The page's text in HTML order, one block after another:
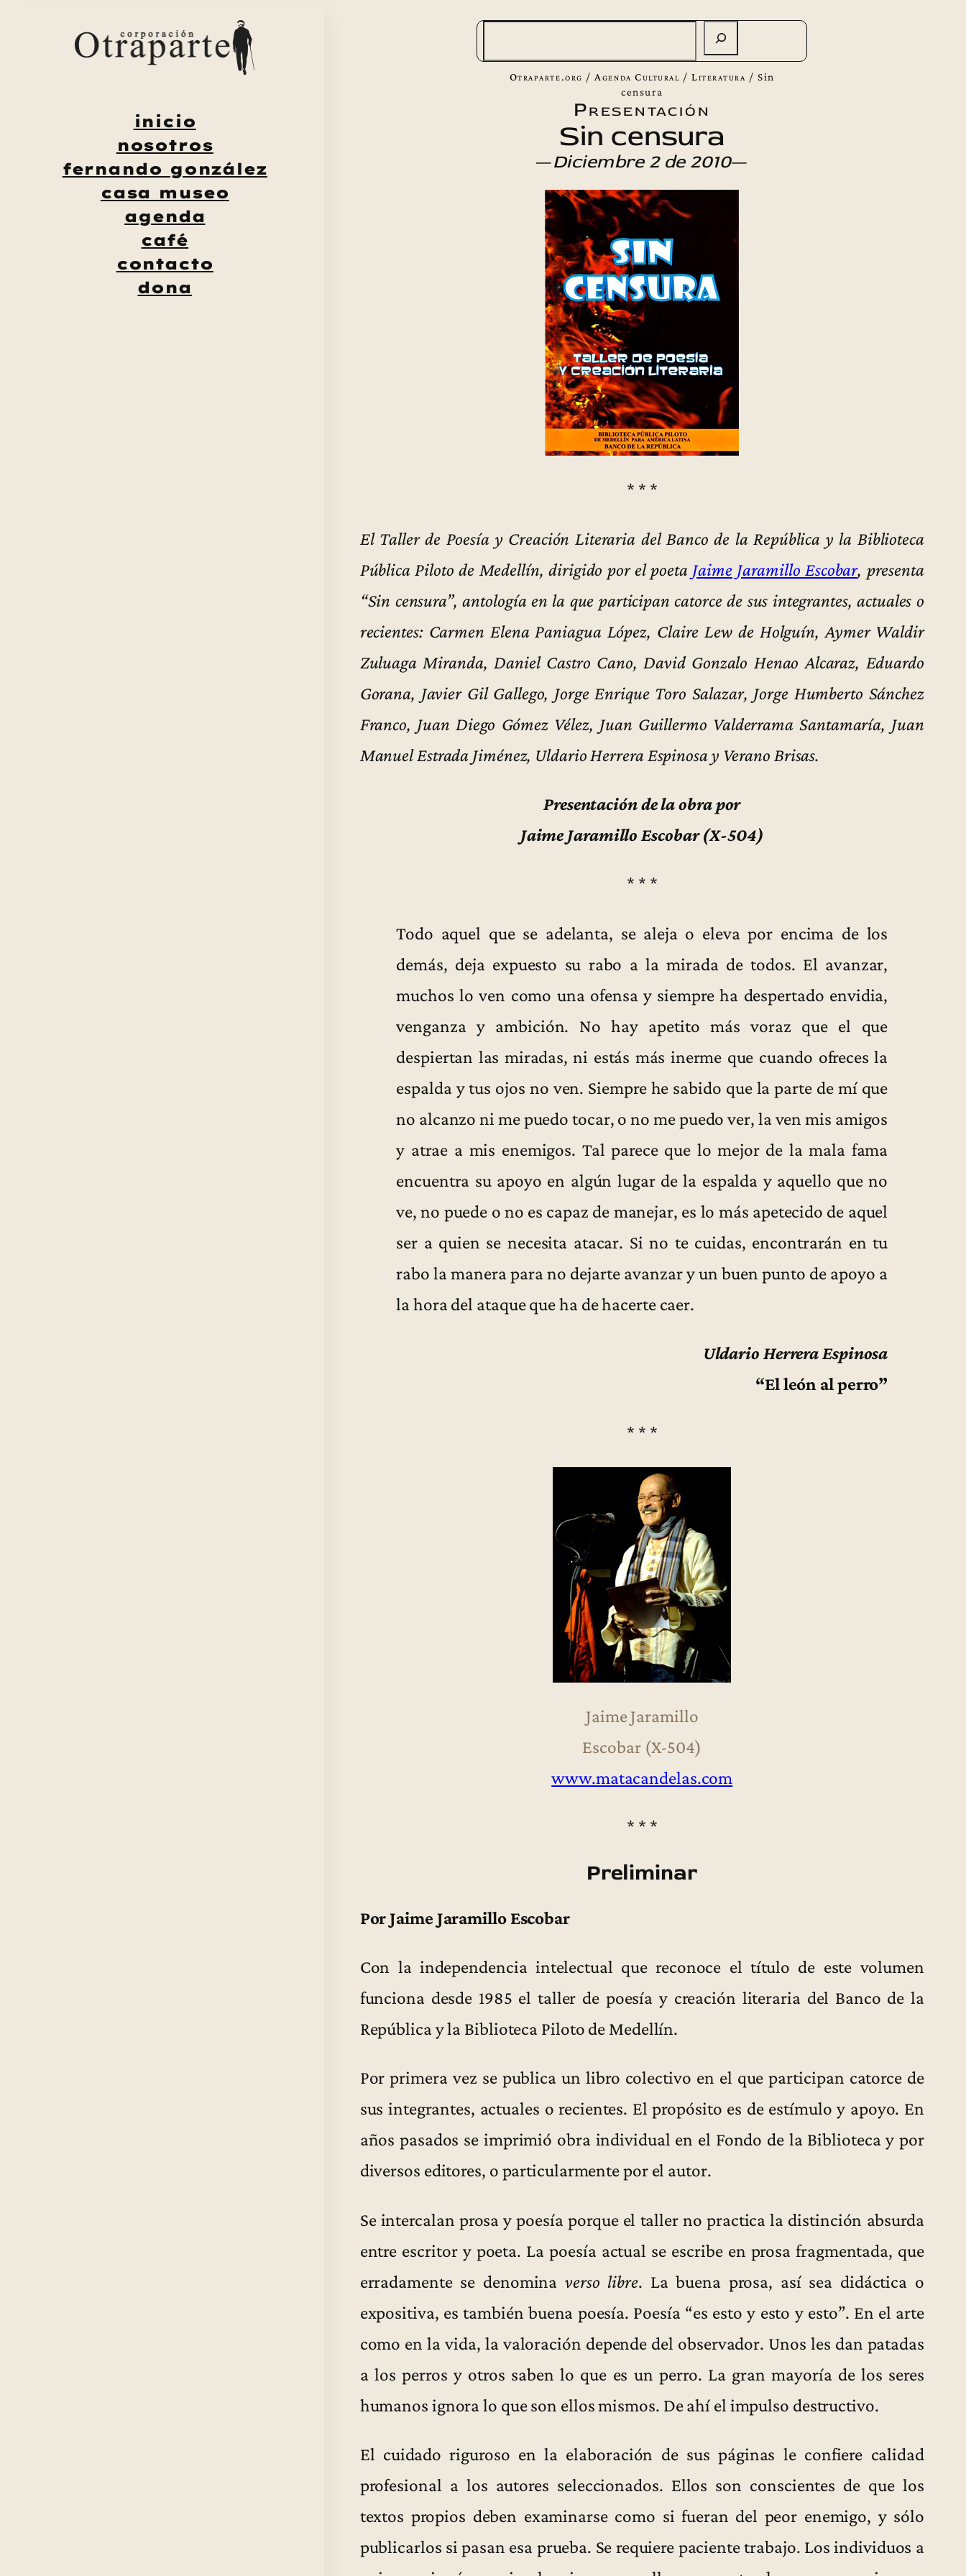
inicio
nosotros
fernando gonzález
casa museo
agenda
café
contacto
dona
Otraparte.org / Agenda Cultural /Literatura /Sin
censura
Presentación
Sin censura
—Diciembre 2 de 2010—
* * *
El Taller de Poesía y Creación Literaria del Banco de la República y la Biblioteca
Pública Piloto de Medellín, dirigido por el poeta Jaime Jaramillo Escobar, presenta
“Sin censura”, antología en la que participan catorce de sus integrantes, actuales o
recientes: Carmen Elena Paniagua López, Claire Lew de Holguín, Aymer Waldir
Zuluaga Miranda, Daniel Castro Cano, David Gonzalo Henao Alcaraz, Eduardo
Gorana, Javier Gil Gallego, Jorge Enrique Toro Salazar, Jorge Humberto Sánchez
Franco, Juan Diego Gómez Vélez, Juan Guillermo Valderrama Santamaría, Juan
Manuel Estrada Jiménez, Uldario Herrera Espinosa y Verano Brisas.
Presentación de la obra por
Jaime Jaramillo Escobar (X-504)
* * *
Todo aquel que se adelanta, se aleja o eleva por encima de los
demás, deja expuesto su rabo a la mirada de todos. El avanzar,
muchos lo ven como una ofensa y siempre ha despertado envidia,
venganza y ambición. No hay apetito más voraz que el que
despiertan las miradas, ni estás más inerme que cuando ofreces la
espalda y tus ojos no ven. Siempre he sabido que la parte de mí que
no alcanzo ni me puedo tocar, o no me puedo ver, la ven mis amigos
y atrae a mis enemigos. Tal parece que lo mejor de la mala fama
encuentra su apoyo en algún lugar de la espalda y aquello que no
ve, no puede o no es capaz de manejar, es lo más apetecido de aquel
ser a quien se necesita atacar. Si no te cuidas, encontrarán en tu
rabo la manera para no dejarte avanzar y un buen punto de apoyo a
la hora del ataque que ha de hacerte caer.
Uldario Herrera Espinosa
“El león al perro”
* * *
Jaime Jaramillo
Escobar (X-504)
www.matacandelas.com
* * *
Preliminar
Por Jaime Jaramillo Escobar
Con la independencia intelectual que reconoce el título de este volumen
funciona desde 1985 el taller de poesía y creación literaria del Banco de la
República y la Biblioteca Piloto de Medellín.
Por primera vez se publica un libro colectivo en el que participan catorce de
sus integrantes, actuales o recientes. El propósito es de estímulo y apoyo. En
años pasados se imprimió obra individual en el Fondo de la Biblioteca y por
diversos editores, o particularmente por el autor.
Se intercalan prosa y poesía porque el taller no practica la distinción absurda
entre escritor y poeta. La poesía actual se escribe en prosa fragmentada, que
erradamente se denominaverso libre. La buena prosa, así sea didáctica o
expositiva, es también buena poesía. Poesía “es esto y esto y esto”. En el arte
como en la vida, la valoración depende del observador. Unos les dan patadas
a los perros y otros saben lo que es un perro. La gran mayoría de los seres
humanos ignora lo que son ellos mismos. De ahí el impulso destructivo.
El cuidado riguroso en la elaboración de sus páginas le confiere calidad
profesional a los autores seleccionados. Ellos son conscientes de que los
textos propios deben examinarse como si fueran del peor enemigo, y sólo
publicarlos si pasan esa prueba. Se requiere paciente trabajo. Los individuos a